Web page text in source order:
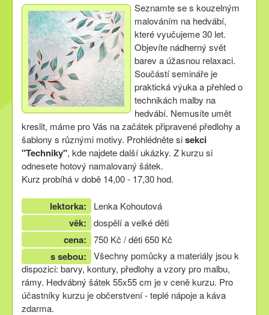
Facebook
Seznamte se s kouzelným
malováním na hedvábí,
které vyučujeme 30 let.
Objevíte nádherný svět
barev a úžasnou relaxaci.
Součástí semináře je
praktická výuka a přehled o
technikách malby na
hedvábí. Nemusíte umět
kreslit, máme pro Vás na začátek připravené předlohy a
šablony s různými motivy. Prohlédněte sisekci
"Techniky", kde najdete další ukázky. Z kurzu si
odnesete hotový namalovaný šátek.
Kurz probíhá v době 14,00 - 17,30 hod.
lektorka: Lenka Kohoutová
věk: dospělí a velké děti
cena: 750 Kč / děti 650 Kč
s sebou:
Všechny pomůcky a materiály jsou k
dispozici: barvy, kontury, předlohy a vzory pro malbu,
rámy. Hedvábný šátek 55x55 cm je v ceně kurzu. Pro
účastníky kurzu je občerstvení - teplé nápoje a káva
zdarma.